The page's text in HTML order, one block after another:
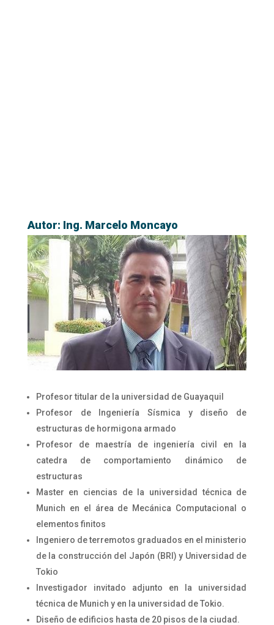
Autor: Ing. Marcelo Moncayo
Profesor titular de la universidad de Guayaquil
Profesor de Ingeniería Sísmica y diseño de
estructuras de hormigona armado
Profesor de maestría de ingeniería civil en la
catedra de comportamiento dinámico de
estructuras
Master en ciencias de la universidad técnica de
Munich en el área de Mecánica Computacional o
elementos finitos
Ingeniero de terremotos graduados en el ministerio
de la construcción del Japón (BRI) y Universidad de
Tokio
Investigador invitado adjunto en la universidad
técnica de Munich y en la universidad de Tokio.
Diseño de edificios hasta de 20 pisos de la ciudad.